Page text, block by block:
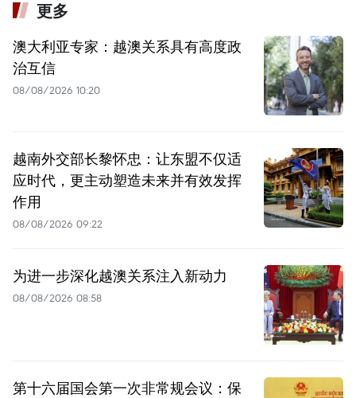
更多
澳大利亚专家：越澳关系具有高度政
治互信
08/08/2026 10:20
越南外交部长黎怀忠：让东盟不仅适
应时代，更主动塑造未来并有效发挥
作用
08/08/2026 09:22
为进一步深化越澳关系注入新动力
08/08/2026 08:58
第十六届国会第一次非常规会议：保